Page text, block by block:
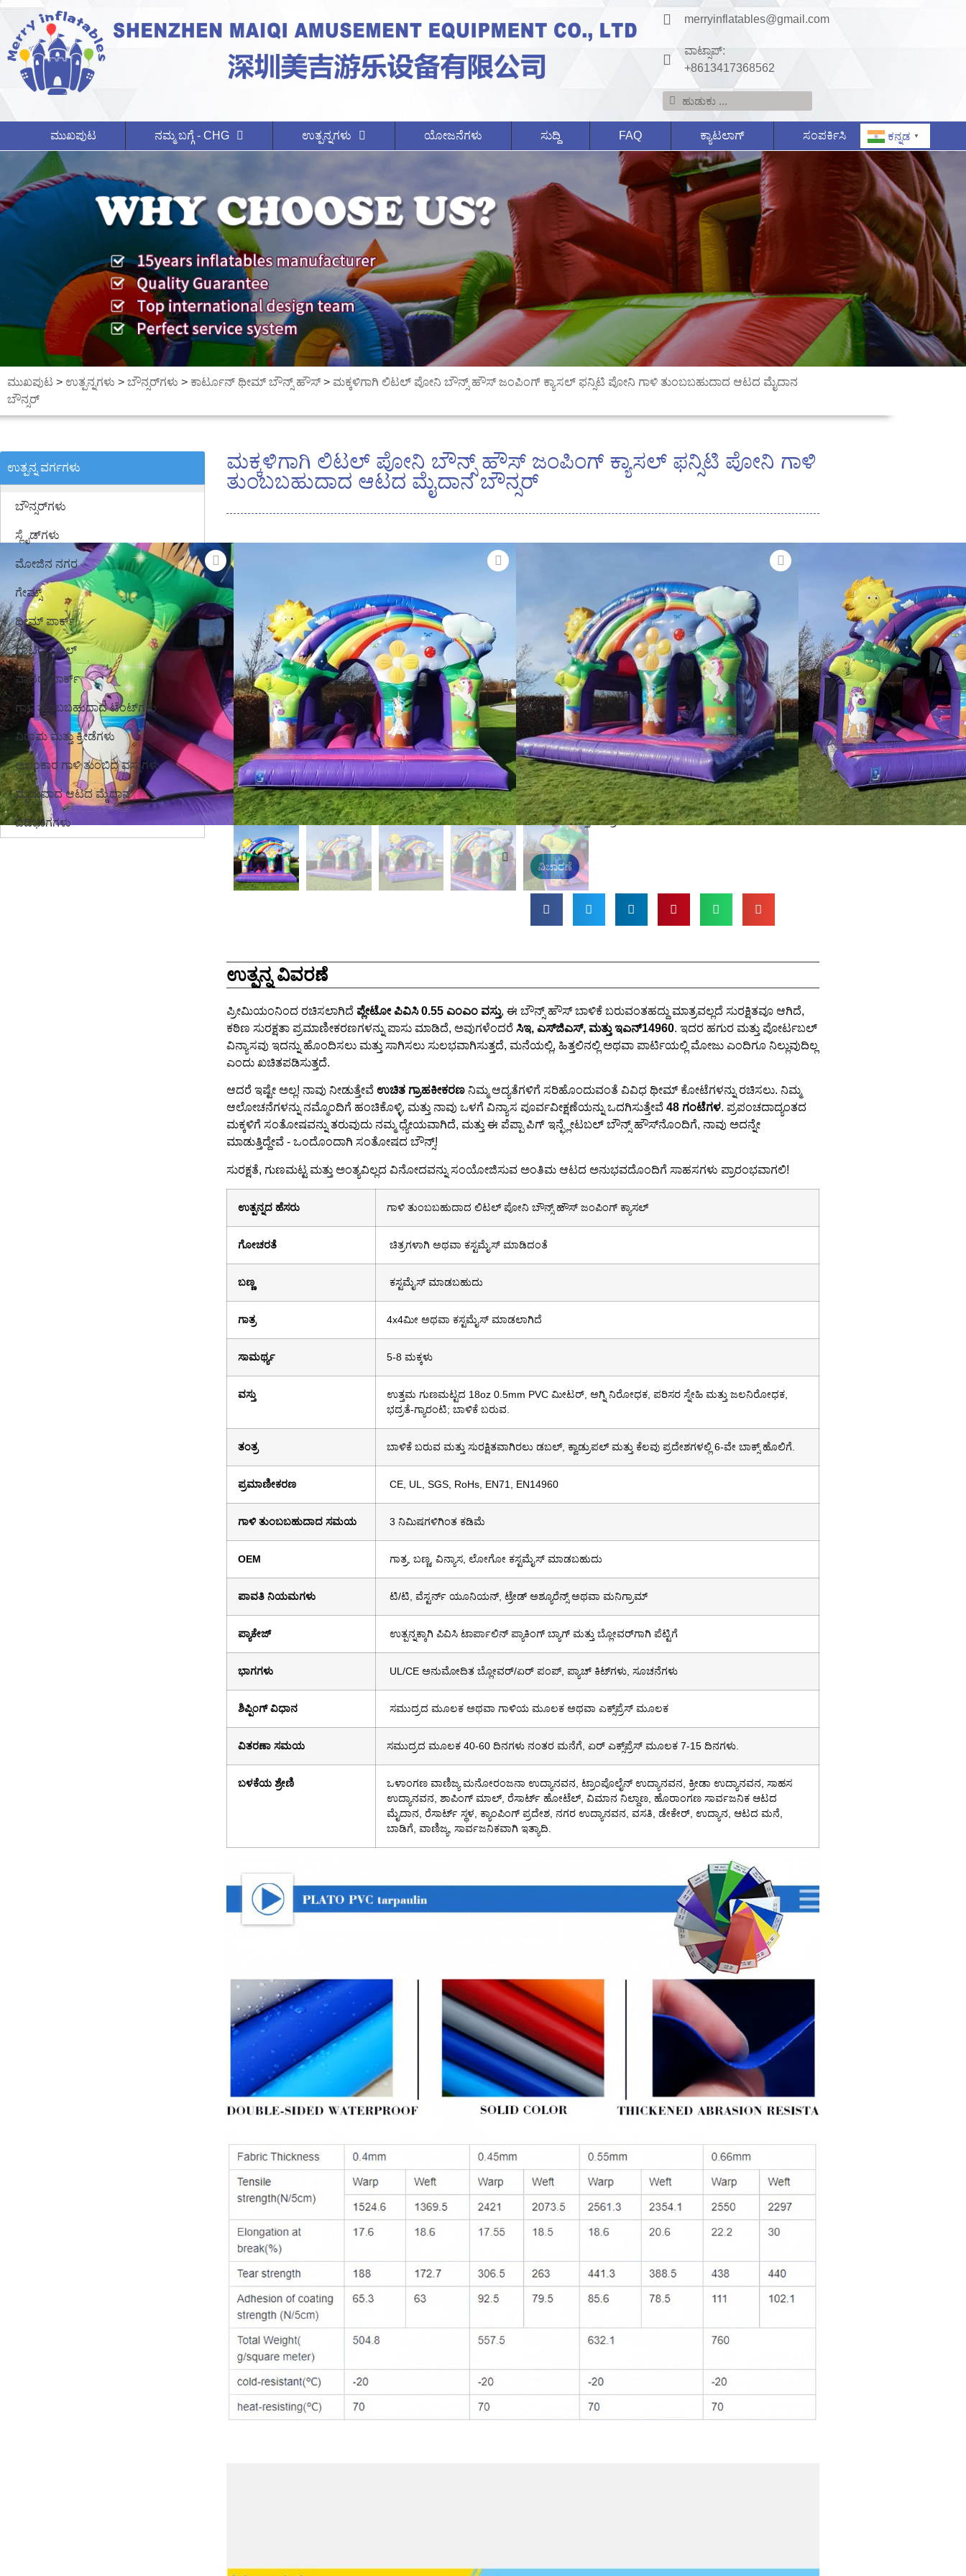
merryinflatables@gmail.com
ವಾಟ್ಸಾಪ್:
+8613417368562
ಮುಖಪುಟ ನಮ್ಮ ಬಗ್ಗೆ - CHG ಉತ್ಪನ್ನಗಳು ಯೋಜನೆಗಳು ಸುದ್ದಿ FAQ ಕ್ಯಾಟಲಾಗ್ ಸಂಪರ್ಕಿಸಿ ಕನ್ನಡ ▼
ಮುಖಪುಟ > ಉತ್ಪನ್ನಗಳು > ಬೌನ್ಸರ್‌ಗಳು > ಕಾರ್ಟೂನ್ ಥೀಮ್ ಬೌನ್ಸ್ ಹೌಸ್> ಮಕ್ಕಳಿಗಾಗಿ ಲಿಟಲ್ ಪೋನಿ ಬೌನ್ಸ್ ಹೌಸ್ ಜಂಪಿಂಗ್ ಕ್ಯಾಸಲ್ ಫನ್ಸಿಟಿ ಪೋನಿ ಗಾಳಿ ತುಂಬಬಹುದಾದ ಆಟದ ಮೈದಾನ
ಬೌನ್ಸರ್
ಉತ್ಪನ್ನ ವರ್ಗಗಳು
ಬೌನ್ಸರ್‌ಗಳು
ಸ್ಲೈಡ್‌ಗಳು
ಮೋಜಿನ ನಗರ
ಗೇಮ್ಸ್
ಥೀಮ್ ಪಾರ್ಕ್
ವಾಟರ್ ಪೂಲ್
ವಾಟರ್ ಪಾರ್ಕ್
ಗಾಳಿ ತುಂಬಬಹುದಾದ ಟೆಂಟ್‌ಗಳು
ವಿರಾಮ ಮತ್ತು ಕ್ರೀಡೆಗಳು
ಅಲಂಕಾರ ಗಾಳಿ ತುಂಬಿದ ವಸ್ತುಗಳು
ಮೃದುವಾದ ಆಟದ ಮೈದಾನ
ಬಿಡಿಭಾಗಗಳು
ಮಕ್ಕಳಿಗಾಗಿ ಲಿಟಲ್ ಪೋನಿ ಬೌನ್ಸ್ ಹೌಸ್ ಜಂಪಿಂಗ್ ಕ್ಯಾಸಲ್ ಫನ್ಸಿಟಿ ಪೋನಿ ಗಾಳಿ
ತುಂಬಬಹುದಾದ ಆಟದ ಮೈದಾನ ಬೌನ್ಸರ್
ನಮ್ಮೊಂದಿಗೆ ಜೀವನಕ್ಕೆಆಲ್-
ಮೋಡಿಮಾಡುವ ಗಾಳಿ ತುಂಬಬಹುದಾದ ವೈಶಿಷ್ಟ್ಯಗಳು a
ಪ್ರದೇಶ, ಸ್ಲೈಡ್, ಕ್ಲೈಂಬಿಂಗ್ ವಿಭಾಗ ಮತ್ತು ಮೋಜಿನ ಅಡೆತಡೆಗಳು
ಮಕ್ಕಳು ಆನಂದಿಸಲು ಒಂದು ಅತ್ಯಾಕರ್ಷಕ ಆಟದ ಮೈದಾನವನ್ನು
ಸೃಷ್ಟಿಸುವುದು.
ಅಧಿಕೃತ ಮೈ ಲಿಟಲ್ ಪೋನಿ ಥೀಮ್ ಮುದ್ರಣ- ರೋಮಾಂಚಕ,
ವರ್ಣರಂಜಿತ ಮತ್ತು ಗಮನ ಸೆಳೆಯುವ!
ಪ್ರೀಮಿಯಂ ವಸ್ತು- ತಯಾರಿಸಲಾಗುತ್ತದೆ
ಪ್ಲೇಟೋ ಪಿವಿಸಿ 0.55
ಮಿಮೀ
, ಖಾತರಿ ಬಾಳಿಕೆ ಮತ್ತು ಸುರಕ್ಷತೆ.
ಪ್ರಮಾಣೀಕೃತ ಸುರಕ್ಷತೆ– ಚಿಂತೆ-ಮುಕ್ತ ಮೋಜಿಗಾಗಿ CE, SGS, ಮತ್ತು
EN14960 ಪ್ರಮಾಣೀಕರಿಸಲಾಗಿದೆ.
ಒಳಾಂಗಣ ಮತ್ತು ಹೊರಾಂಗಣ ಬಳಕೆ- ಹಿತ್ತಲುಗಳು, ಆಟದ
ಕೇಂದ್ರಗಳು, ಪಾರ್ಟಿಗಳು ಮತ್ತು ಕಾರ್ಯಕ್ರಮಗಳಿಗೆ ಸೂಕ್ತವಾಗಿದೆ.
ಪೋರ್ಟಬಲ್ ಮತ್ತು ಸುಲಭ ಸೆಟಪ್– ಸುಲಭವಾಗಿ ಉಬ್ಬಿಸಿ, ಗಾಳಿ
ತುಂಬಿಸಿ ಮತ್ತು ಸಂಗ್ರಹಿಸಿ.
ವಿಚಾರಣೆ
ಉತ್ಪನ್ನ ವಿವರಣೆ
ಪ್ರೀಮಿಯಂನಿಂದ ರಚಿಸಲಾಗಿದೆ ಪ್ಲೇಟೋ ಪಿವಿಸಿ 0.55 ಎಂಎಂ ವಸ್ತು, ಈ ಬೌನ್ಸ್ ಹೌಸ್ ಬಾಳಿಕೆ ಬರುವಂತಹದ್ದು ಮಾತ್ರವಲ್ಲದೆ ಸುರಕ್ಷಿತವೂ ಆಗಿದೆ,
ಕಠಿಣ ಸುರಕ್ಷತಾ ಪ್ರಮಾಣೀಕರಣಗಳನ್ನು ಪಾಸು ಮಾಡಿದೆ, ಅವುಗಳೆಂದರೆ ಸಿಇ, ಎಸ್‌ಜಿಎಸ್, ಮತ್ತು ಇಎನ್14960. ಇದರ ಹಗುರ ಮತ್ತು ಪೋರ್ಟಬಲ್
ವಿನ್ಯಾಸವು ಇದನ್ನು ಹೊಂದಿಸಲು ಮತ್ತು ಸಾಗಿಸಲು ಸುಲಭವಾಗಿಸುತ್ತದೆ, ಮನೆಯಲ್ಲಿ, ಹಿತ್ತಲಿನಲ್ಲಿ ಅಥವಾ ಪಾರ್ಟಿಯಲ್ಲಿ ಮೋಜು ಎಂದಿಗೂ ನಿಲ್ಲುವುದಿಲ್ಲ
ಎಂದು ಖಚಿತಪಡಿಸುತ್ತದೆ.
ಆದರೆ ಇಷ್ಟೇ ಅಲ್ಲ! ನಾವು ನೀಡುತ್ತೇವೆ ಉಚಿತ ಗ್ರಾಹಕೀಕರಣ ನಿಮ್ಮ ಆದ್ಯತೆಗಳಿಗೆ ಸರಿಹೊಂದುವಂತೆ ವಿವಿಧ ಥೀಮ್ ಕೋಟೆಗಳನ್ನು ರಚಿಸಲು. ನಿಮ್ಮ
ಆಲೋಚನೆಗಳನ್ನು ನಮ್ಮೊಂದಿಗೆ ಹಂಚಿಕೊಳ್ಳಿ, ಮತ್ತು ನಾವು ಒಳಗೆ ವಿನ್ಯಾಸ ಪೂರ್ವವೀಕ್ಷಣೆಯನ್ನು ಒದಗಿಸುತ್ತೇವೆ 48 ಗಂಟೆಗಳ. ಪ್ರಪಂಚದಾದ್ಯಂತದ
ಮಕ್ಕಳಿಗೆ ಸಂತೋಷವನ್ನು ತರುವುದು ನಮ್ಮ ಧ್ಯೇಯವಾಗಿದೆ, ಮತ್ತು ಈ ಪೆಪ್ಪಾ ಪಿಗ್ ಇನ್ಫ್ಲೇಟಬಲ್ ಬೌನ್ಸ್ ಹೌಸ್‌ನೊಂದಿಗೆ, ನಾವು ಅದನ್ನೇ
ಮಾಡುತ್ತಿದ್ದೇವೆ - ಒಂದೊಂದಾಗಿ ಸಂತೋಷದ ಬೌನ್ಸ್!
ಸುರಕ್ಷತೆ, ಗುಣಮಟ್ಟ ಮತ್ತು ಅಂತ್ಯವಿಲ್ಲದ ವಿನೋದವನ್ನು ಸಂಯೋಜಿಸುವ ಅಂತಿಮ ಆಟದ ಅನುಭವದೊಂದಿಗೆ ಸಾಹಸಗಳು ಪ್ರಾರಂಭವಾಗಲಿ!
ಉತ್ಪನ್ನದ ಹೆಸರು ಗಾಳಿ ತುಂಬಬಹುದಾದ ಲಿಟಲ್ ಪೋನಿ ಬೌನ್ಸ್ ಹೌಸ್ ಜಂಪಿಂಗ್ ಕ್ಯಾಸಲ್
ಗೋಚರತೆ ಚಿತ್ರಗಳಾಗಿ ಅಥವಾ ಕಸ್ಟಮೈಸ್ ಮಾಡಿದಂತೆ
ಬಣ್ಣ ಕಸ್ಟಮೈಸ್ ಮಾಡಬಹುದು
ಗಾತ್ರ 4x4ಮೀ ಅಥವಾ ಕಸ್ಟಮೈಸ್ ಮಾಡಲಾಗಿದೆ
ಸಾಮರ್ಥ್ಯ 5-8 ಮಕ್ಕಳು
ವಸ್ತು
ಉತ್ತಮ ಗುಣಮಟ್ಟದ 18oz 0.5mm PVC ಮೀಟರ್, ಅಗ್ನಿ ನಿರೋಧಕ, ಪರಿಸರ ಸ್ನೇಹಿ ಮತ್ತು ಜಲನಿರೋಧಕ,
ಭದ್ರತೆ-ಗ್ಯಾರಂಟಿ; ಬಾಳಿಕೆ ಬರುವ.
ತಂತ್ರ ಬಾಳಿಕೆ ಬರುವ ಮತ್ತು ಸುರಕ್ಷಿತವಾಗಿರಲು ಡಬಲ್, ಕ್ವಾಡ್ರುಪಲ್ ಮತ್ತು ಕೆಲವು ಪ್ರದೇಶಗಳಲ್ಲಿ 6-ವೇ ಬಾಕ್ಸ್ ಹೊಲಿಗೆ.
ಪ್ರಮಾಣೀಕರಣ CE, UL, SGS, RoHs, EN71, EN14960
ಗಾಳಿ ತುಂಬಬಹುದಾದ ಸಮಯ 3 ನಿಮಿಷಗಳಿಗಿಂತ ಕಡಿಮೆ
OEM ಗಾತ್ರ, ಬಣ್ಣ, ವಿನ್ಯಾಸ, ಲೋಗೋ ಕಸ್ಟಮೈಸ್ ಮಾಡಬಹುದು
ಪಾವತಿ ನಿಯಮಗಳು ಟಿ/ಟಿ, ವೆಸ್ಟರ್ನ್ ಯೂನಿಯನ್, ಟ್ರೇಡ್ ಅಶ್ಯೂರೆನ್ಸ್ ಅಥವಾ ಮನಿಗ್ರಾಮ್
ಪ್ಯಾಕೇಜ್ ಉತ್ಪನ್ನಕ್ಕಾಗಿ ಪಿವಿಸಿ ಟಾರ್ಪಾಲಿನ್ ಪ್ಯಾಕಿಂಗ್ ಬ್ಯಾಗ್ ಮತ್ತು ಬ್ಲೋವರ್‌ಗಾಗಿ ಪೆಟ್ಟಿಗೆ
ಭಾಗಗಳು UL/CE ಅನುಮೋದಿತ ಬ್ಲೋವರ್/ಏರ್ ಪಂಪ್, ಪ್ಯಾಚ್ ಕಿಟ್‌ಗಳು, ಸೂಚನೆಗಳು
ಶಿಪ್ಪಿಂಗ್ ವಿಧಾನ ಸಮುದ್ರದ ಮೂಲಕ ಅಥವಾ ಗಾಳಿಯ ಮೂಲಕ ಅಥವಾ ಎಕ್ಸ್‌ಪ್ರೆಸ್ ಮೂಲಕ
ವಿತರಣಾ ಸಮಯ ಸಮುದ್ರದ ಮೂಲಕ 40-60 ದಿನಗಳು ನಂತರ ಮನೆಗೆ, ಏರ್ ಎಕ್ಸ್‌ಪ್ರೆಸ್ ಮೂಲಕ 7-15 ದಿನಗಳು.
ಬಳಕೆಯ ಶ್ರೇಣಿ
ಒಳಾಂಗಣ ವಾಣಿಜ್ಯ ಮನೋರಂಜನಾ ಉದ್ಯಾನವನ, ಟ್ರಾಂಪೊಲೈನ್ ಉದ್ಯಾನವನ, ಕ್ರೀಡಾ ಉದ್ಯಾನವನ, ಸಾಹಸ
ಉದ್ಯಾನವನ, ಶಾಪಿಂಗ್ ಮಾಲ್, ರೆಸಾರ್ಟ್ ಹೋಟೆಲ್, ವಿಮಾನ ನಿಲ್ದಾಣ, ಹೊರಾಂಗಣ ಸಾರ್ವಜನಿಕ ಆಟದ
ಮೈದಾನ, ರೆಸಾರ್ಟ್ ಸ್ಥಳ, ಕ್ಯಾಂಪಿಂಗ್ ಪ್ರದೇಶ, ನಗರ ಉದ್ಯಾನವನ, ವಸತಿ, ಡೇಕೇರ್, ಉದ್ಯಾನ, ಆಟದ ಮನೆ,
ಬಾಡಿಗೆ, ವಾಣಿಜ್ಯ, ಸಾರ್ವಜನಿಕವಾಗಿ ಇತ್ಯಾದಿ.